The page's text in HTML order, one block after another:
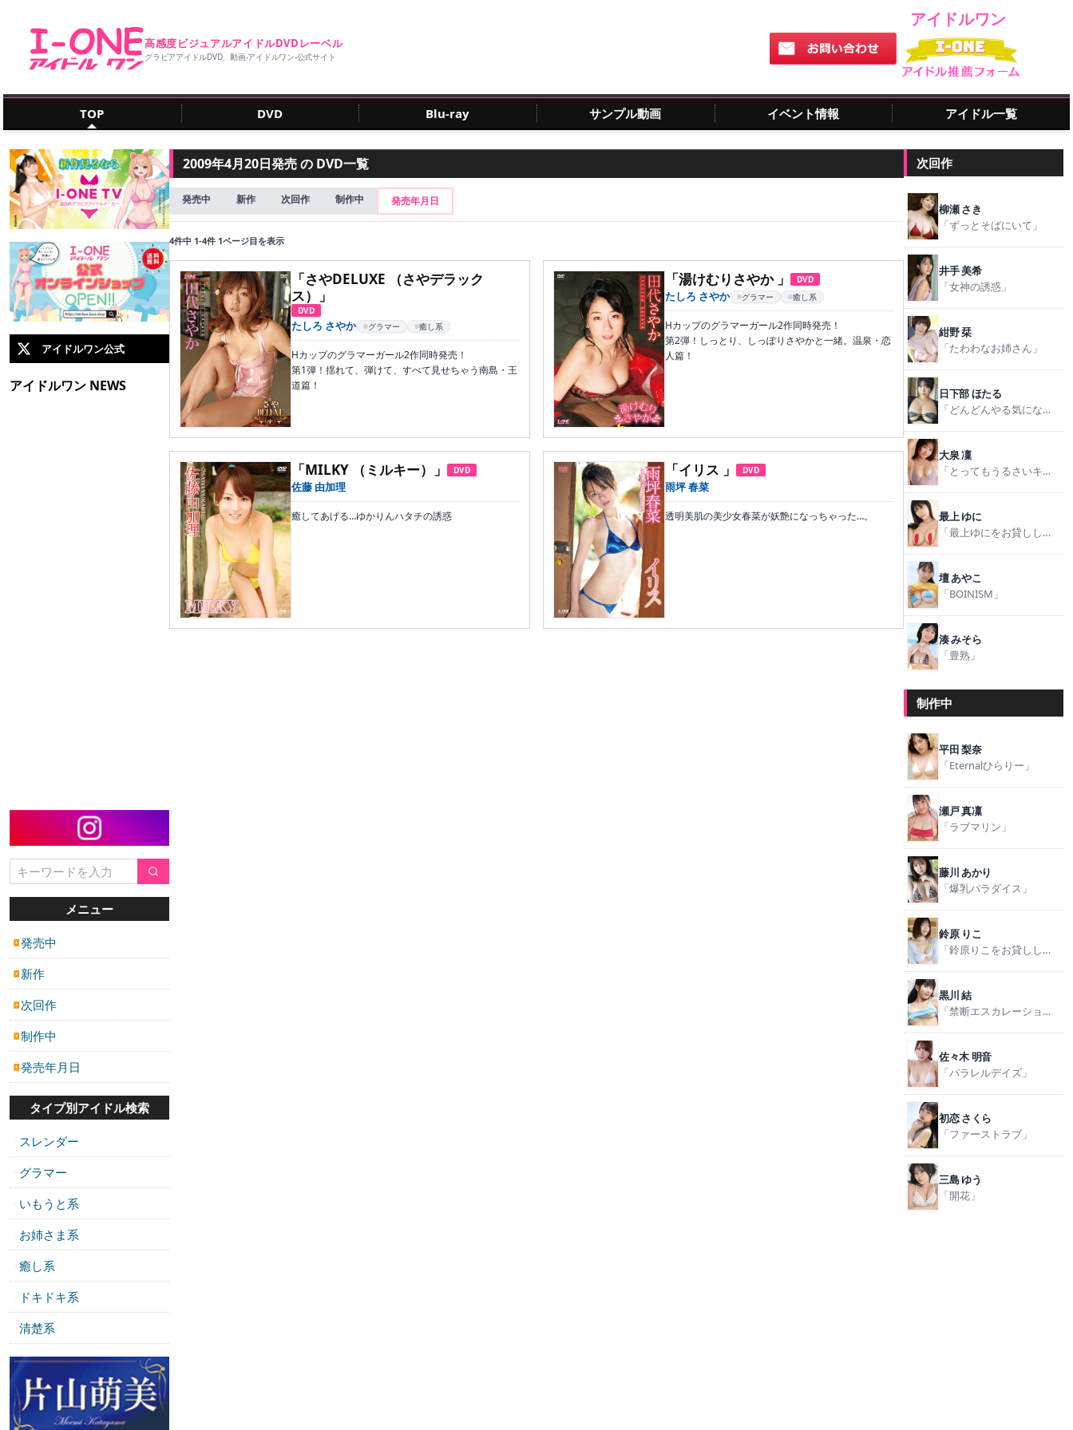
高感度ビジュアルアイドルDVDレーベル
グラビアアイドルDVD、動画‐アイドルワン‐公式サイト
アイドルワン
TOP DVD Blu-ray サンプル動画 イベント情報 アイドル一覧
アイドルワン公式
アイドルワン NEWS
メニュー
▶発売中
▶ 新作
▶ 次回作
▶制作中
▶発売年月日
タイプ別アイドル検索
・ スレンダー
・ グラマー
・ いもうと系
・ お姉さま系
・ 癒し系
・ ドキドキ系
・ 清楚系
2009年4月20日発売 の DVD一覧
発売中 新作 次回作 制作中 発売年月日
4件中 1-4件 1ページ目を表示
「さやDELUXE （さやデラック
ス）」
DVD
たしろ さやか グラマー 癒し系
Hカップのグラマーガール2作同時発売！
第1弾！揺れて、弾けて、すべて見せちゃう南島・王
道篇！
「湯けむりさやか 」 DVD
たしろ さやか グラマー 癒し系
Hカップのグラマーガール2作同時発売！
第2弾！しっとり、しっぽりさやかと一緒。温泉・恋
人篇！
「MILKY （ミルキー）」 DVD
佐藤 由加理
癒してあげる…ゆかりんハタチの誘惑
「イリス 」 DVD
雨坪 春菜
透明美肌の美少女春菜が妖艶になっちゃった…。
次回作
柳瀬 さき
「ずっとそばにいて」
井手 美希
「女神の誘惑」
紺野 栞
「たわわなお姉さん」
日下部 ほたる
「どんどんやる気になる！日下部式学習法」
大泉 凜
「とってもうるさいキミが好き」
最上 ゆに
「最上ゆにをお貸しします。」
壇 あやこ
「BOINISM」
湊 みそら
「豊熟」
制作中
平田 梨奈
「Eternalひらりー」
瀬戸 真凜
「ラブマリン」
藤川 あかり
「爆乳パラダイス」
鈴原 りこ
「鈴原りこをお貸しします。」
黒川 結
「禁断エスカレーション」
佐々木 明音
「パラレルデイズ」
初恋 さくら
「ファーストラブ」
三島 ゆう
「開花」